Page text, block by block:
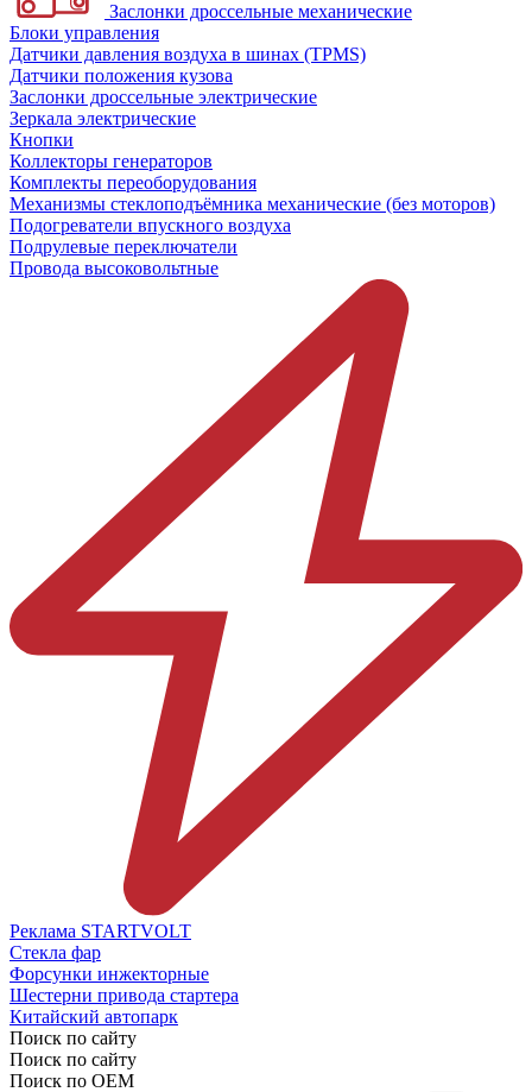
Заслонки дроссельные механические
Блоки управления
Датчики давления воздуха в шинах (TPMS)
Датчики положения кузова
Заслонки дроссельные электрические
Зеркала электрические
Кнопки
Коллекторы генераторов
Комплекты переоборудования
Механизмы стеклоподъёмника механические (без моторов)
Подогреватели впускного воздуха
Подрулевые переключатели
Провода высоковольтные
Реклама STARTVOLT
Стекла фар
Форсунки инжекторные
Шестерни привода стартера
Китайский автопарк
Поиск по сайту
Поиск по сайту
Поиск по ОЕМ